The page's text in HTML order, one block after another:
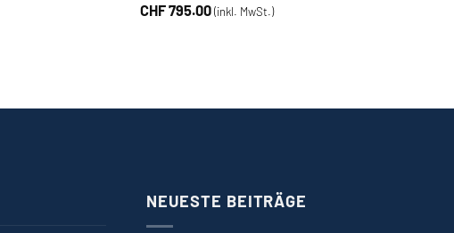
CHF795.00 (inkl. MwSt.)
NEUESTE BEITRÄGE